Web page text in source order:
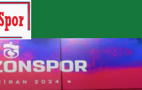
oyuncular sezonu açtı